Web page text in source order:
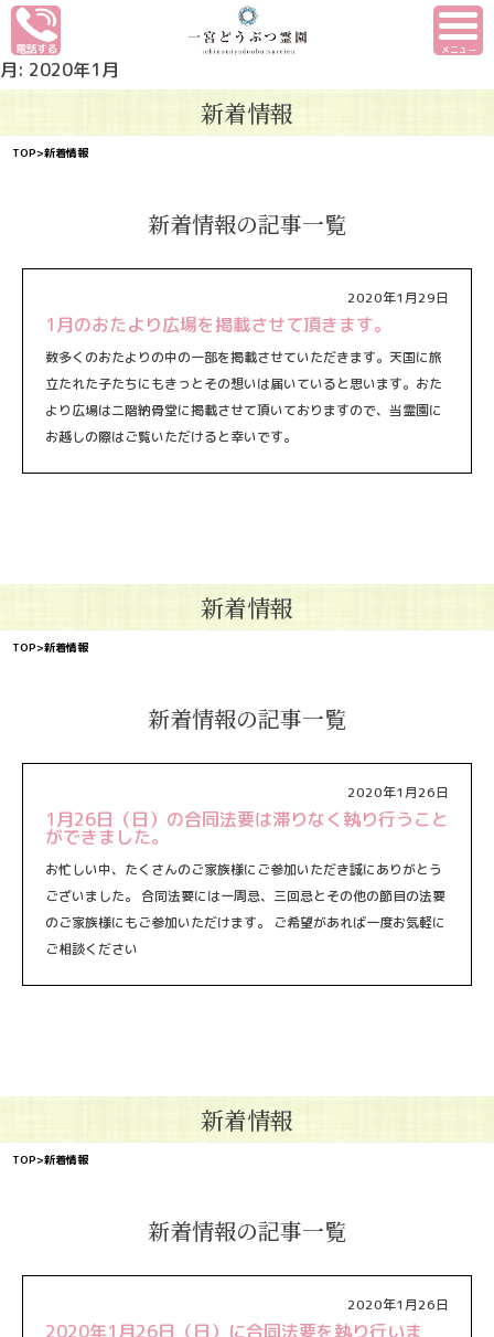
メニュー
月: 2020年1月
新着情報
TOP>新着情報
新着情報の記事一覧
2020年1月29日
1月のおたより広場を掲載させて頂きます。
数多くのおたよりの中の一部を掲載させていただきます。天国に旅
立たれた子たちにもきっとその想いは届いていると思います。おた
より広場は二階納骨堂に掲載させて頂いておりますので、当霊園に
お越しの際はご覧いただけると幸いです。
新着情報
TOP>新着情報
新着情報の記事一覧
2020年1月26日
1月26日（日）の合同法要は滞りなく執り行うこと
ができました。
お忙しい中、たくさんのご家族様にご参加いただき誠にありがとう
ございました。 合同法要には一周忌、三回忌とその他の節目の法要
のご家族様にもご参加いただけます。 ご希望があれば一度お気軽に
ご相談ください
新着情報
TOP>新着情報
新着情報の記事一覧
2020年1月26日
2020年1月26日（日）に合同法要を執り行いま